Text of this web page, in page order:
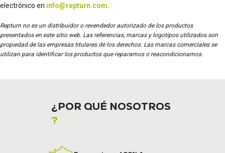
electrónico en info@repturn.com
Repturn no es un distribuidor o revendedor autorizado de los productos
presentados en este sitio web. Las referencias, marcas y logotipos utilizados son
propiedad de las empresas titulares de los derechos. Las marcas comerciales se
utilizan para identificar los productos que reparamos o reacondicionamos.
¿POR QUÉ NOSOTROS
?